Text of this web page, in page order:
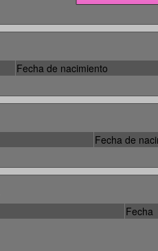
Fecha de nacimiento
Fecha de
Fecha